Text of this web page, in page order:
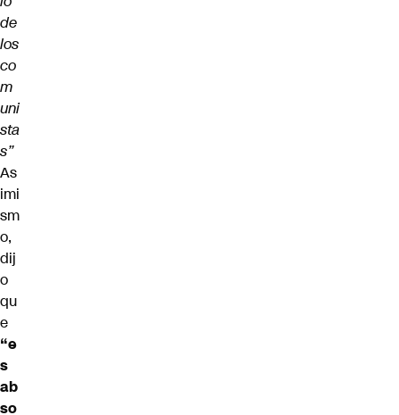
de
los
co
m
uni
sta
s”
As
imi
sm
o,
dij
o
qu
e
“e
s
ab
so